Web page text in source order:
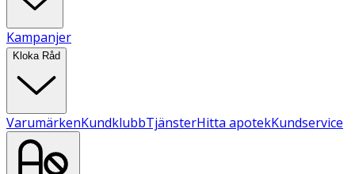
Kampanjer
Kloka Råd
VarumärkenKundklubbTjänsterHitta apotekKundservice